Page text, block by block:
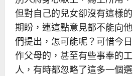
但對自己的兒女卻沒有這樣的
期盼，連這點意見都不能向他
們提出，怎可能呢？可惜今日
作父母的，甚至有些事奉的工
人，有時都忽略了這多一個選